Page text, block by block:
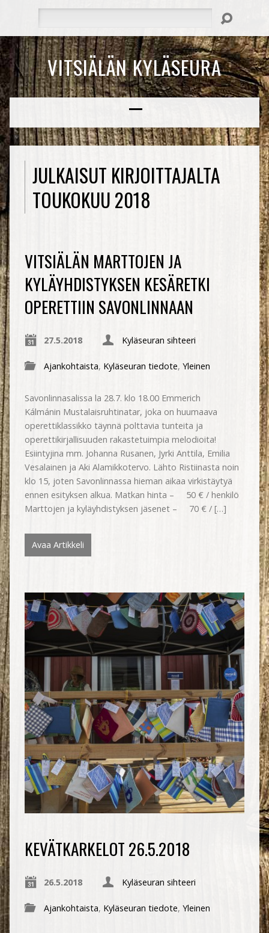
VITSIÄLÄN KYLÄSEURA
JULKAISUT KIRJOITTAJALTA
TOUKOKUU 2018
VITSIÄLÄN MARTTOJEN JA
KYLÄYHDISTYKSEN KESÄRETKI
OPERETTIIN SAVONLINNAAN
27.5.2018 Kyläseuran sihteeri
Ajankohtaista, Kyläseuran tiedote, Yleinen
Savonlinnasalissa la 28.7. klo 18.00 Emmerich
Kálmánin Mustalaisruhtinatar, joka on huumaava
operettiklassikko täynnä polttavia tunteita ja
operettikirjallisuuden rakastetuimpia melodioita!
Esiintyjina mm. Johanna Rusanen, Jyrki Anttila, Emilia
Vesalainen ja Aki Alamikkotervo. Lähto Ristiinasta noin
klo 15, joten Savonlinnassa hieman aikaa virkistäytyä
ennen esityksen alkua. Matkan hinta – 50 € / henkilö
Marttojen ja kyläyhdistyksen jäsenet – 70 € / […]
Avaa Artikkeli
KEVÄTKARKELOT 26.5.2018
26.5.2018 Kyläseuran sihteeri
Ajankohtaista, Kyläseuran tiedote, Yleinen